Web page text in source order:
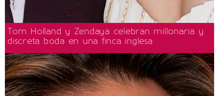
Tom Holland y Zendaya celebran millonaria y
discreta boda en una finca inglesa